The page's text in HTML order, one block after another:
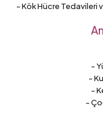
- Kök Hücre Tedavileri
-
-
-
-